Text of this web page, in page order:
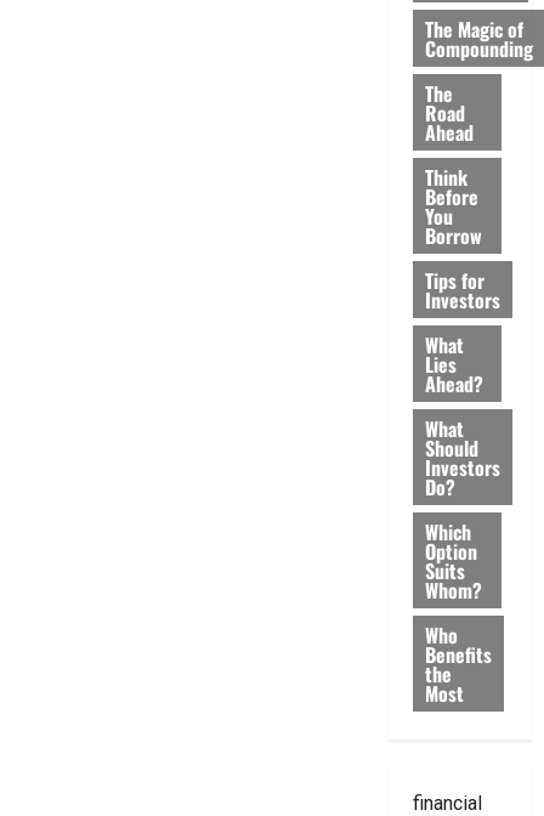
The Magic of
Compounding
The
Road
Ahead
Think
Before
You
Borrow
Tips for
Investors
What
Lies
Ahead?
What
Should
Investors
Do?
Which
Option
Suits
Whom?
Who
Benefits
the
Most
financial